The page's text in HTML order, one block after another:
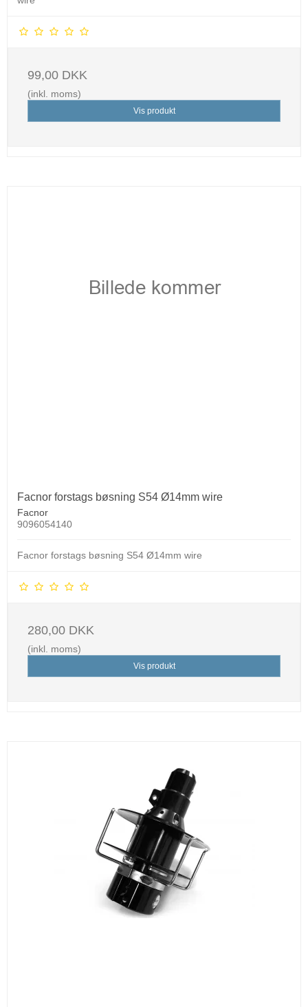
99,00 DKK
(inkl. moms)
Vis produkt
Facnor forstags bøsning S54 Ø14mm wire
Facnor
9096054140
Facnor forstags bøsning S54 Ø14mm wire
280,00 DKK
(inkl. moms)
Vis produkt